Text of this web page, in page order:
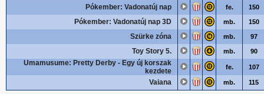
Pókember: Vadonatúj nap fe. 150
Pókember: Vadonatúj nap 3D mb. 150
Szürke zóna mb. 97
Toy Story 5. mb. 90
Umamusume: Pretty Derby - Egy új korszak
kezdete
fe. 107
Vaiana mb. 115